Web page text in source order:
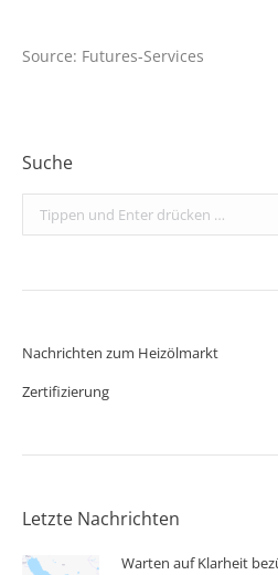
Source: Futures-Services
Suche
Search:
Nachrichten zum Heizölmarkt
Zertifizierung
Letzte Nachrichten
Warten auf Klarheit